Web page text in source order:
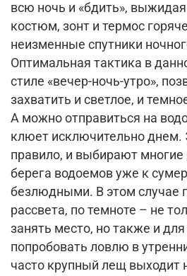
всю ночь и «бдить»,
костюм, зонт и термос
неизменные спутники
Оптимальная тактика в
стиле «вечер-ночь-утро»,
захватить и светлое, и
А можно отправиться на
клюет исключительно днем.
правило, и выбирают
берега водоемов уже к
безлюдными. В этом случае
рассвета, по темноте – не
занять место, но также и
попробовать ловлю в
часто крупный лещ выходит